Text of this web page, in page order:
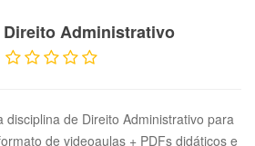
Administrativo
disciplina de Direito Administrativo para
de videoaulas + PDFs didáticos e